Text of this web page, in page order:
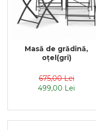
Masă de grădină,
oţel(gri)
675,00 Lei
499,00 Lei